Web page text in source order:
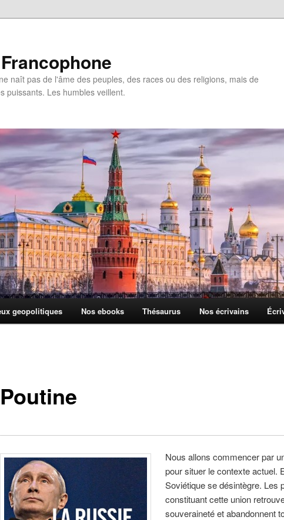
naît pas de l'âme des peuples, des races ou des religions, mais de
puissants. Les humbles veillent.
geopolitiques Nos ebooks Thésaurus Nos écrivains
Poutine
Nous allons commencer par
pour situer le contexte actuel.
Soviétique se désintègre. Les
constituant cette union
souveraineté et abandonnent